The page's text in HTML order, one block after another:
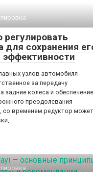
регулировать
для сохранения
узлов автомобиля
за передачу
задние колеса и обеспечение
преодолевания
со временем редуктор может